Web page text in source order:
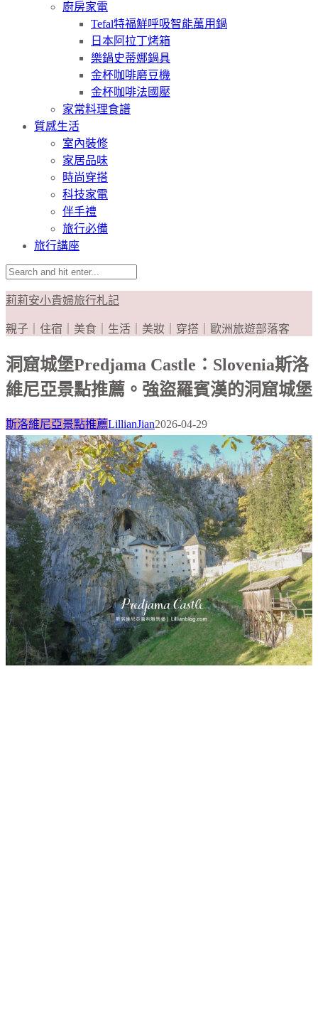
廚房家電
Tefal特福鮮呼吸智能萬用鍋
日本阿拉丁烤箱
樂鍋史蒂娜鍋具
金杯咖啡磨豆機
金杯咖啡法國壓
家常料理食譜
質感生活
室內裝修
家居品味
時尚穿搭
科技家電
伴手禮
旅行必備
旅行講座
莉莉安小貴婦旅行札記
親子｜住宿｜美食｜生活｜美妝｜穿搭｜歐洲旅遊部落客
洞窟城堡Predjama Castle：Slovenia斯洛
維尼亞景點推薦。強盜羅賓漢的洞窟城堡
斯洛維尼亞景點推薦LillianJian2026-04-29